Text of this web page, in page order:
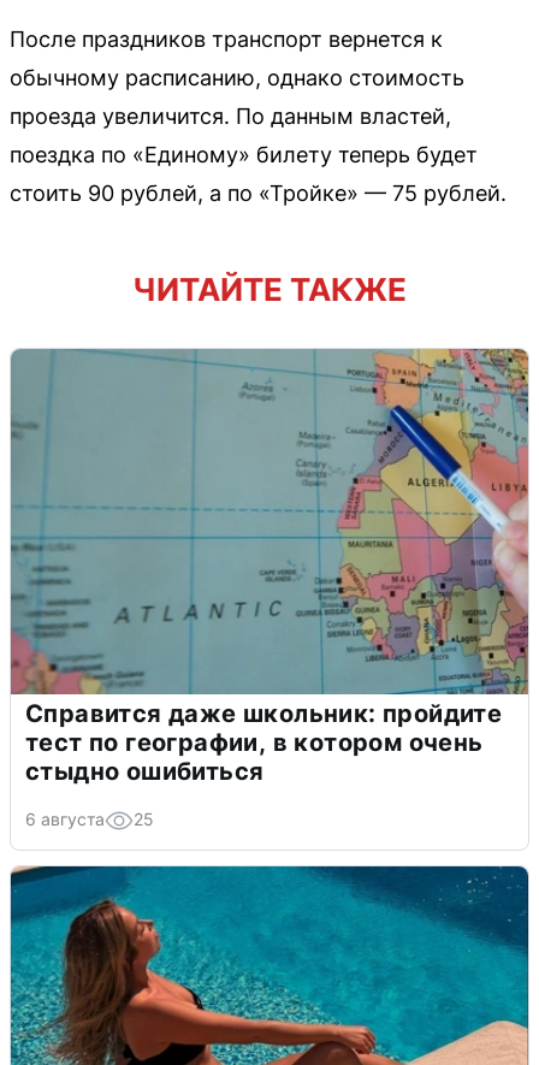
После праздников транспорт вернется к
обычному расписанию, однако стоимость
проезда увеличится. По данным властей,
поездка по «Единому» билету теперь будет
стоить 90 рублей, а по «Тройке» — 75 рублей.
ЧИТАЙТЕ ТАКЖЕ
Справится даже школьник: пройдите
тест по географии, в котором очень
стыдно ошибиться
6 августа 25